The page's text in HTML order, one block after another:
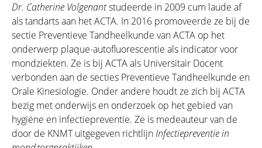
Dr. Catherine Volgenantstudeerde in 2009 cum laude af
als tandarts aan het ACTA. In 2016 promoveerde ze bij de
sectie Preventieve Tandheelkunde van ACTA op het
onderwerp plaque-autofluorescentie als indicator voor
mondziekten. Ze is bij ACTA als Universitair Docent
verbonden aan de secties Preventieve Tandheelkunde en
Orale Kinesiologie. Onder andere houdt ze zich bij ACTA
bezig met onderwijs en onderzoek op het gebied van
hygiëne en infectiepreventie. Ze is medeauteur van de
door de KNMT uitgegeven richtlijnInfectiepreventie in